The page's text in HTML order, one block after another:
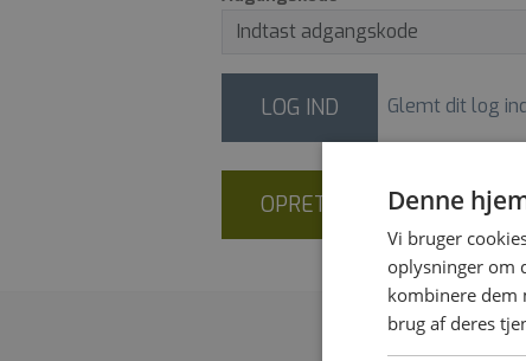
LOG IND Glemt dit log
OPRET NY BRUGER
Denne
Vi bruger
oplysninger om
kombinere dem
brug af deres